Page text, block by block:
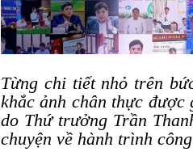
Từng chi tiết nhỏ trên
khắc ảnh chân thực được
do Thứ trưởng Trần
chuyện về hành trình